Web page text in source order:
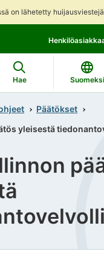
on lähetetty
suoraan
sisältöön
koko
sivuston
hakuun
Hae Suomeksi
Päätökset
yleisestä